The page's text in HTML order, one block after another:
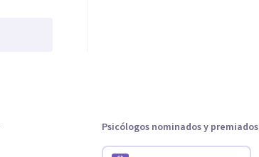
Psicólogos nominados y premiados